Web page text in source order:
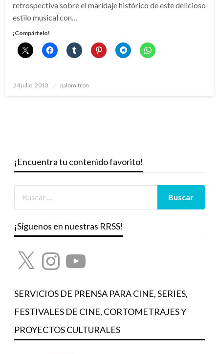
retrospectiva sobre el maridaje histórico de este delicioso
estilo musical con…
¡Compártelo!
Publicado
24 julio, 2013 palomitron
¡Encuentra tu contenido favorito!
¡Síguenos en nuestras RRSS!
X InstagramYouTube
SERVICIOS DE PRENSA PARA CINE, SERIES,
FESTIVALES DE CINE, CORTOMETRAJES Y
PROYECTOS CULTURALES